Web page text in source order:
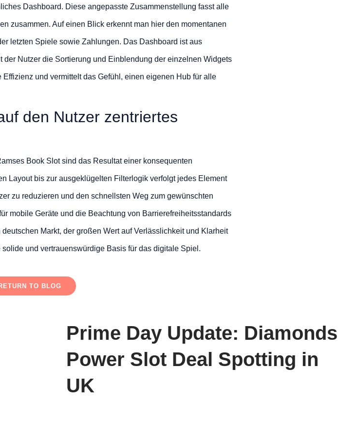
Dashboard. Diese angepasste Zusammenstellung fasst alle
zusammen. Auf einen Blick erkennt man hier den momentanen
letzten Spiele sowie Zahlungen. Das Dashboard ist aus
der Nutzer die Sortierung und Einblendung der einzelnen Widgets
und vermittelt das Gefühl, einen eigenen Hub für alle
den Nutzer zentriertes
Book Slot sind das Resultat einer konsequenten
Layout bis zur ausgeklügelten Filterlogik verfolgt jedes Element
zu reduzieren und den schnellsten Weg zum gewünschten
mobile Geräte und die Beachtung von Barrierefreiheitsstandards
Markt, der großen Wert auf Verlässlichkeit und Klarheit
und vertrauenswürdige Basis für das digitale Spiel.
TO BLOG
Prime Day Update: Diamonds
Power Slot Deal Spotting in
UK